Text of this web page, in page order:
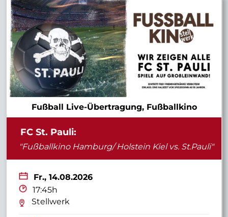
Fußball Live-Übertragung, Fußballkino
FC St. Pauli:
"Fußballkino Hamburg/ Holstein Kiel vs. St.Pauli"
Fr.,14.08.2026
17:45h
Stellwerk